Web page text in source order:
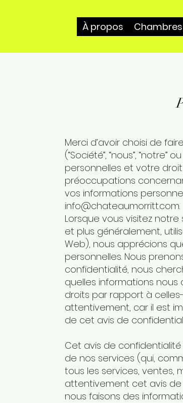
À propos Chambres
Merci d’avoir choisi de
(“Société”, “nous”,
personnelles et votre
préoccupations
vos informations
info@chateaumorritt.com.
Lorsque vous visitez notre
et plus généralement,
Web), nous apprécions
personnelles. Nous
confidentialité, nous
quelles informations
droits par rapport à
attentivement, car il est
de cet avis de
Cet avis de
de nos services (qui,
tous les services, ventes,
attentivement cet avis
nous faisons des